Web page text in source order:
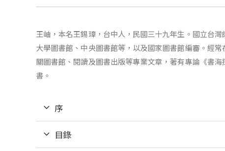
王岫，本名王錫璋，台中人，民國三十九年生。國立台
大學圖書館、中央圖書館等，以及國家圖書館編審。經
關圖書館、閱讀及圖書出版等專業文章，著有專論《書
書。
序
目錄